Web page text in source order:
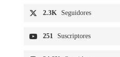
2.3K Seguidores
251 Suscriptores